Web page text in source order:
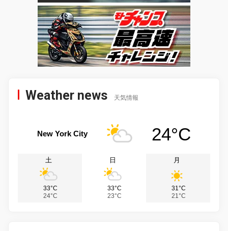
Weather news 天気情報
New York City 24°C
土
33°C
24°C
日
33°C
23°C
月
31°C
21°C